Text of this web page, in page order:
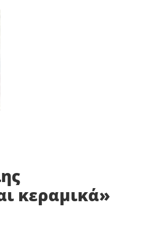
κεραμικά»